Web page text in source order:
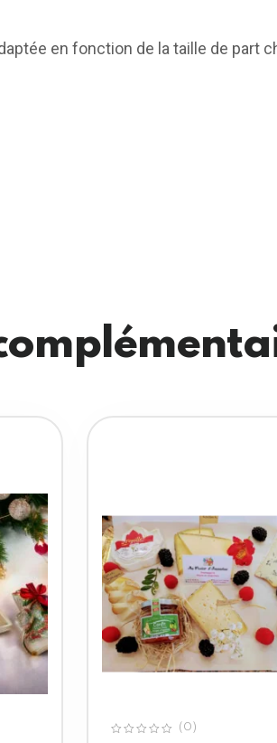
en fonction de la taille de part
(0)